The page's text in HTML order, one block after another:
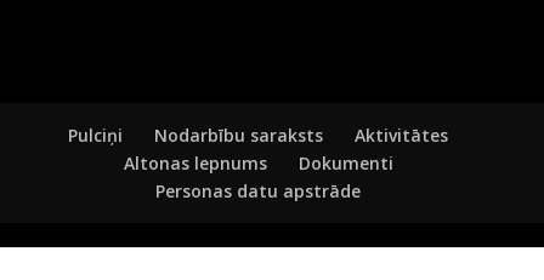
Pulciņi Nodarbību saraksts
Aktivitātes
Altonas lepnums
Dokumenti
Personas datu apstrāde